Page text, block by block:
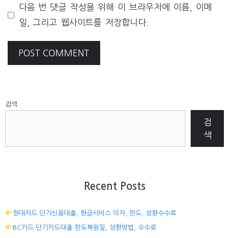
다음 번 댓글 작성을 위해 이 브라우저에 이름, 이메
일, 그리고 웹사이트를 저장합니다.
검색
검
색
Recent Posts
현대카드 단기신용대출, 현금서비스 이자, 한도, 상환수수료
BC카드 단기카드대출 한도복원일, 상환방법, 수수료